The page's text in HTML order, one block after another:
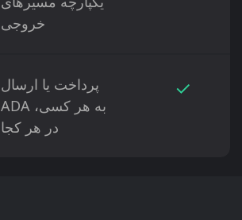
خروجی
پرداخت یا ارسال
ADA به هر کسی،
در هر کجا
✓